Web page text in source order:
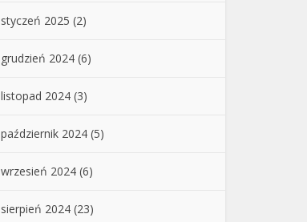
styczeń 2025 (2)
grudzień 2024 (6)
listopad 2024 (3)
październik 2024 (5)
wrzesień 2024 (6)
sierpień 2024 (23)